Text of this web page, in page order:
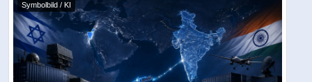
Symbolbild / KI